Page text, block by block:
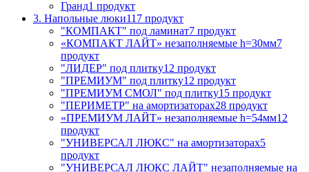
Гранд1 продукт
3. Напольные люки117 продукт
"КОМПАКТ" под ламинат7 продукт
«КОМПАКТ ЛАЙТ» незаполняемые h=30мм7
продукт
"ЛИДЕР" под плитку12 продукт
"ПРЕМИУМ" под плитку12 продукт
"ПРЕМИУМ СМОЛ" под плитку15 продукт
"ПЕРИМЕТР" на амортизаторах28 продукт
«ПРЕМИУМ ЛАЙТ» незаполняемые h=54мм12
продукт
"УНИВЕРСАЛ ЛЮКС" на амортизаторах5
продукт
"УНИВЕРСАЛ ЛЮКС ЛАЙТ" незаполняемые на